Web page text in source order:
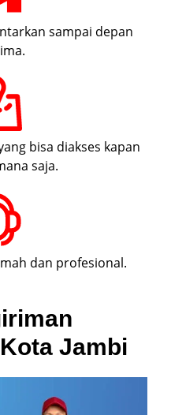
sampai depan
bisa diakses kapan
saja.
dan profesional.
Jambi